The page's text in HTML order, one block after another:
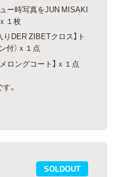
ー時写真をJUN MISAKI
１枚
DER ZIBETクロス】ト
付）ｘ１点
ロングコート】ｘ１点
。
SOLDOUT